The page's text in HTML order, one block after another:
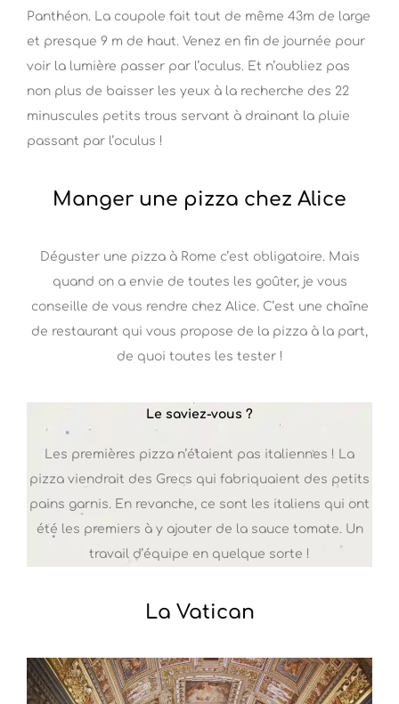
Panthéon. La coupole fait tout de même 43m de large
et presque 9 m de haut. Venez en fin de journée pour
voir la lumière passer par l’oculus. Et n’oubliez pas
non plus de baisser les yeux à la recherche des 22
minuscules petits trous servant à drainant la pluie
passant par l’oculus !
Manger une pizza chez Alice
Déguster une pizza à Rome c’est obligatoire. Mais
quand on a envie de toutes les goûter, je vous
conseille de vous rendre chez Alice. C’est une chaîne
de restaurant qui vous propose de la pizza à la part,
de quoi toutes les tester !
Le saviez-vous ?
Les premières pizza n’étaient pas italiennes ! La
pizza viendrait des Grecs qui fabriquaient des petits
pains garnis. En revanche, ce sont les italiens qui ont
été les premiers à y ajouter de la sauce tomate. Un
travail d’équipe en quelque sorte !
La Vatican